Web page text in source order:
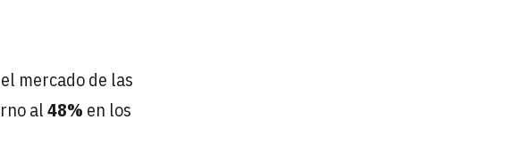
mercado de las
al48% en los